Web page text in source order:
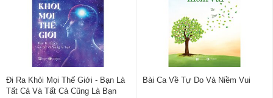
Đi Ra Khỏi Mọi Thế Giới - Bạn Là
Tất Cả Và Tất Cả Cũng Là Bạn
Bài Ca Về Tự Do Và Niềm Vui